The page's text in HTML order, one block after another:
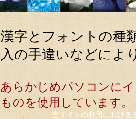
漢字とフォントの種
入の手違いなどによ
あらかじめパソコンに
ものを使用しています。
当サイトの利用における